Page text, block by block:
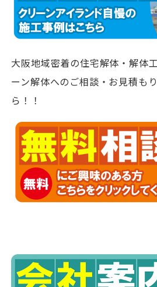
大阪地域密着の住宅解体・解体
ーン解体へのご相談・お見積も
ら！！